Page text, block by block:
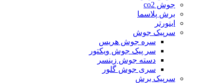
جوش co2
برش پلاسما
اینورتر
سرپیک جوش
سره جوش هریس
سر پیک جوش ویکتور
دسته جوش زینسر
سری جوش گلور
سرپیک برش